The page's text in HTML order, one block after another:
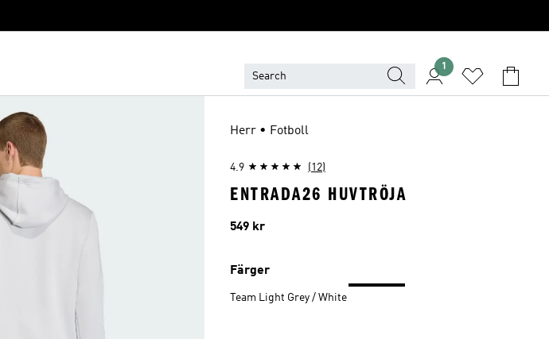
1
Herr • Fotboll
4.9 (12)
ENTRADA26 HUVTRÖJA
Pris
549 kr
Färger
Team Light Grey / White